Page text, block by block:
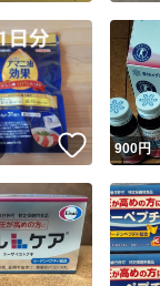
いいね！
900円